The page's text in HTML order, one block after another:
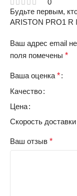
Будьте первым,
ARISTON PRO1 R
Ваш адрес email
поля помечены *
Ваша оценка *
Качество
Цена
Скорость доставки
Ваш отзыв *